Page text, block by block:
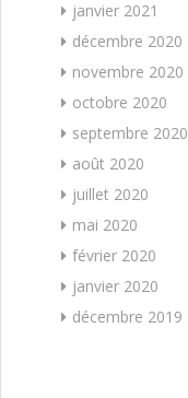
janvier 2021
décembre 2020
novembre 2020
octobre 2020
septembre 2020
août 2020
juillet 2020
mai 2020
février 2020
janvier 2020
décembre 2019